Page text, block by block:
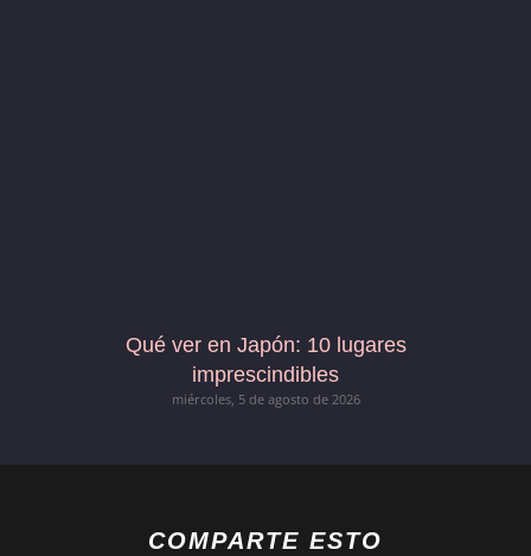
Qué ver en Japón: 10 lugares
imprescindibles
miércoles, 5 de agosto de 2026
COMPARTE ESTO